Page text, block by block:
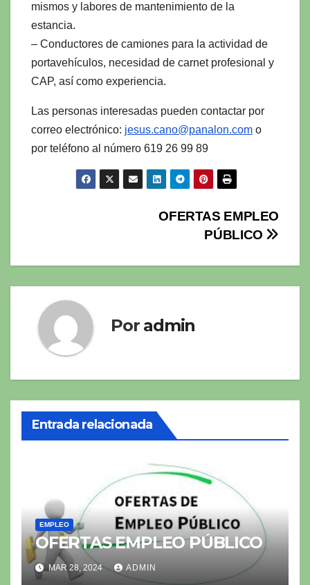
mismos y labores de mantenimiento de la
estancia.
– Conductores de camiones para la actividad de
portavehículos, necesidad de carnet profesional y
CAP, así como experiencia.
Las personas interesadas pueden contactar por
correo electrónico: jesus.cano@panalon.com o
por teléfono al número 619 26 99 89
OFERTAS EMPLEO
PÚBLICO
Por admin
Entrada relacionada
EMPLEO
OFERTAS EMPLEO PÚBLICO
MAR 28, 2024 ADMIN